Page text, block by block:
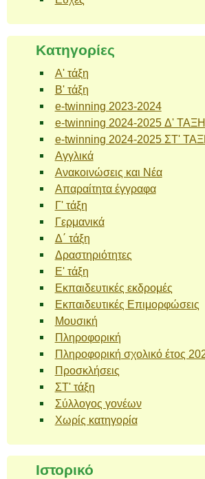
Kατηγορίες
A' τάξη
B' τάξη
e-twinning 2023-2024
e-twinning 2024-2025 Δ' ΤΑΞΗ
e-twinning 2024-2025 ΣΤ'
Αγγλικά
Ανακοινώσεις και Νέα
Απαραίτητα έγγραφα
Γ' τάξη
Γερμανικά
Δ΄ τάξη
Δραστηριότητες
Ε' τάξη
Εκπαιδευτικές εκδρομές
Εκπαιδευτικές Επιμορφώσεις
Μουσική
Πληροφορική
Πληροφορική σχολικό έτος
Προσκλήσεις
ΣΤ' τάξη
Σύλλογος γονέων
Χωρίς κατηγορία
Ιστορικό